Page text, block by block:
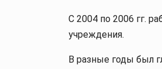
С 2004 по 2006 гг.
учреждения.
В разные годы был